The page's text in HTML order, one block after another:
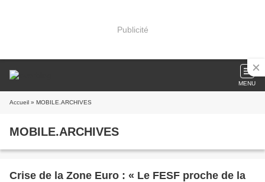
Publicité
MENU
Accueil » MOBILE.ARCHIVES
MOBILE.ARCHIVES
Crise de la Zone Euro : « Le FESF proche de la